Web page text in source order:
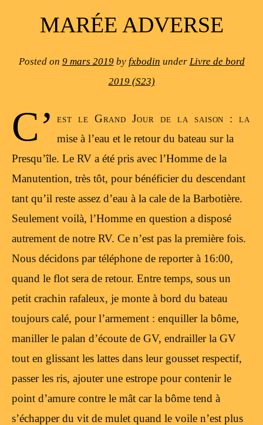
MARÉE ADVERSE
Posted on 9 mars 2019by fxbodin under Livre de bord
2019 (S23)
C’ est le Grand Jour de la saison : la
mise à l’eau et le retour du bateau sur la
Presqu’île. Le RV a été pris avec l’Homme de la
Manutention, très tôt, pour bénéficier du descendant
tant qu’il reste assez d’eau à la cale de la Barbotière.
Seulement voilà, l’Homme en question a disposé
autrement de notre RV. Ce n’est pas la première fois.
Nous décidons par téléphone de reporter à 16:00,
quand le flot sera de retour. Entre temps, sous un
petit crachin rafaleux, je monte à bord du bateau
toujours calé, pour l’armement : enquiller la bôme,
maniller le palan d’écoute de GV, endrailler la GV
tout en glissant les lattes dans leur gousset respectif,
passer les ris, ajouter une estrope pour contenir le
point d’amure contre le mât car la bôme tend à
s’échapper du vit de mulet quand le voile n’est plus